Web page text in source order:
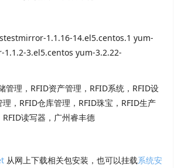
1.1.16-14.el5.centos.1 yum-
3.el5.centos yum-3.2.22-
从网上下载相关包安装，也可以挂载系统安